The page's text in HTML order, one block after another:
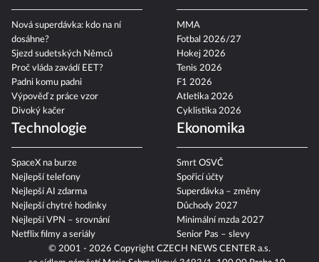
Nová superdávka: kdo na ní
dosáhne?
Sjezd sudetských Němců
Proč vláda zavádí EET?
Padni komu padni
Výpověď z práce vzor
Divoký kačer
MMA
Fotbal 2026/27
Hokej 2026
Tenis 2026
F1 2026
Atletika 2026
Cyklistika 2026
Technologie
SpaceX na burze
Nejlepší telefony
Nejlepší AI zdarma
Nejlepší chytré hodinky
Nejlepší VPN – srovnání
Netflix filmy a seriály
Ekonomika
Smrt OSVČ
Spořicí účty
Superdávka – změny
Důchody 2027
Minimální mzda 2027
Senior Pas – slevy
© 2001 - 2026 Copyright CZECH NEWS CENTER a.s.